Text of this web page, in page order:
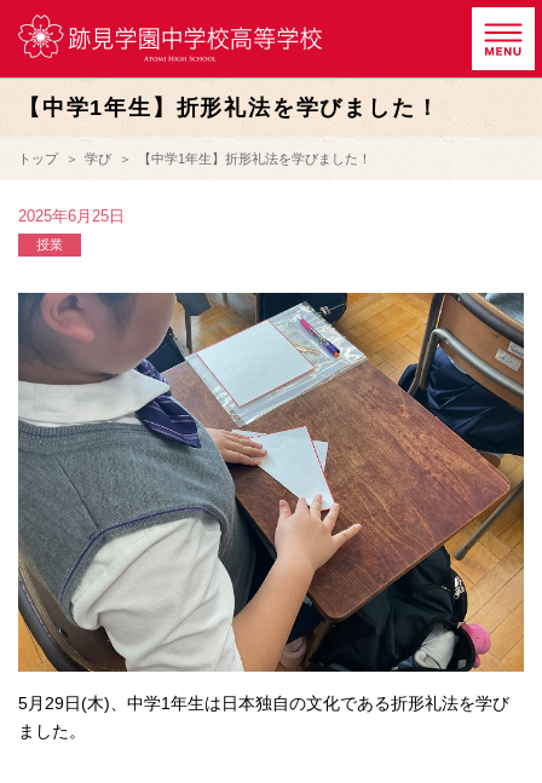
【中学1年生】折形礼法を学びました！
トップ 学び 【中学1年生】折形礼法を学びました！
2025年6月25日
授業
5月29日(木)、中学1年生は日本独自の文化である折形礼法を学び
ました。